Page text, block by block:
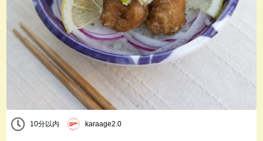
10分以内 karaage2.0